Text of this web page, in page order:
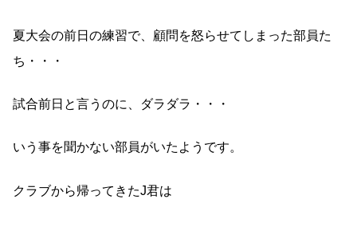
夏大会の前日の練習で、顧問を怒らせてしまった部員た
ち・・・
試合前日と言うのに、ダラダラ・・・
いう事を聞かない部員がいたようです。
クラブから帰ってきたJ君は